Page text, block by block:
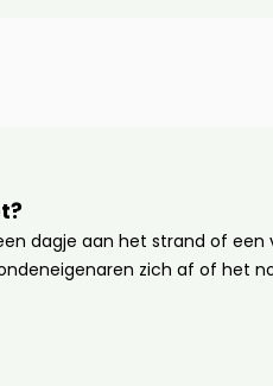
dagje aan het strand of een
zich af of het